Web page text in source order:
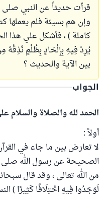
قرأت حديثاً عن النبي صلى
وإن هم بسيئة فلم يعملها
كاملة ) ، فأشكل علي هذا
يُرِدْ فِيهِ بِإِلْحَادٍ بِظُلْمٍ
بين الآية والحديث ؟
الجواب
الحمد لله والصلاة والسلام
أولاً :
لا تعارض بين ما جاء في
الصحيحة عن رسول الله صلى
من الله تعالى ، وقد قال
لَوَجَدُوا فِيهِ اخْتِلَافًا كَثِيرًا )